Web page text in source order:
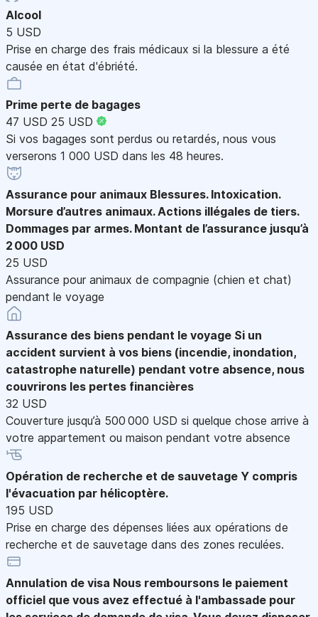
Alcool
5 USD
Prise en charge des frais médicaux si la blessure a été
causée en état d'ébriété.
Prime perte de bagages
47 USD 25 USD
Si vos bagages sont perdus ou retardés, nous vous
verserons 1 000 USD dans les 48 heures.
Assurance pour animaux Blessures. Intoxication.
Morsure d’autres animaux. Actions illégales de tiers.
Dommages par armes. Montant de l’assurance jusqu’à
2 000 USD
25 USD
Assurance pour animaux de compagnie (chien et chat)
pendant le voyage
Assurance des biens pendant le voyage Si un
accident survient à vos biens (incendie, inondation,
catastrophe naturelle) pendant votre absence, nous
couvrirons les pertes financières
32 USD
Couverture jusqu’à 500 000 USD si quelque chose arrive à
votre appartement ou maison pendant votre absence
Opération de recherche et de sauvetage Y compris
l'évacuation par hélicoptère.
195 USD
Prise en charge des dépenses liées aux opérations de
recherche et de sauvetage dans des zones reculées.
Annulation de visa Nous remboursons le paiement
officiel que vous avez effectué à l'ambassade pour